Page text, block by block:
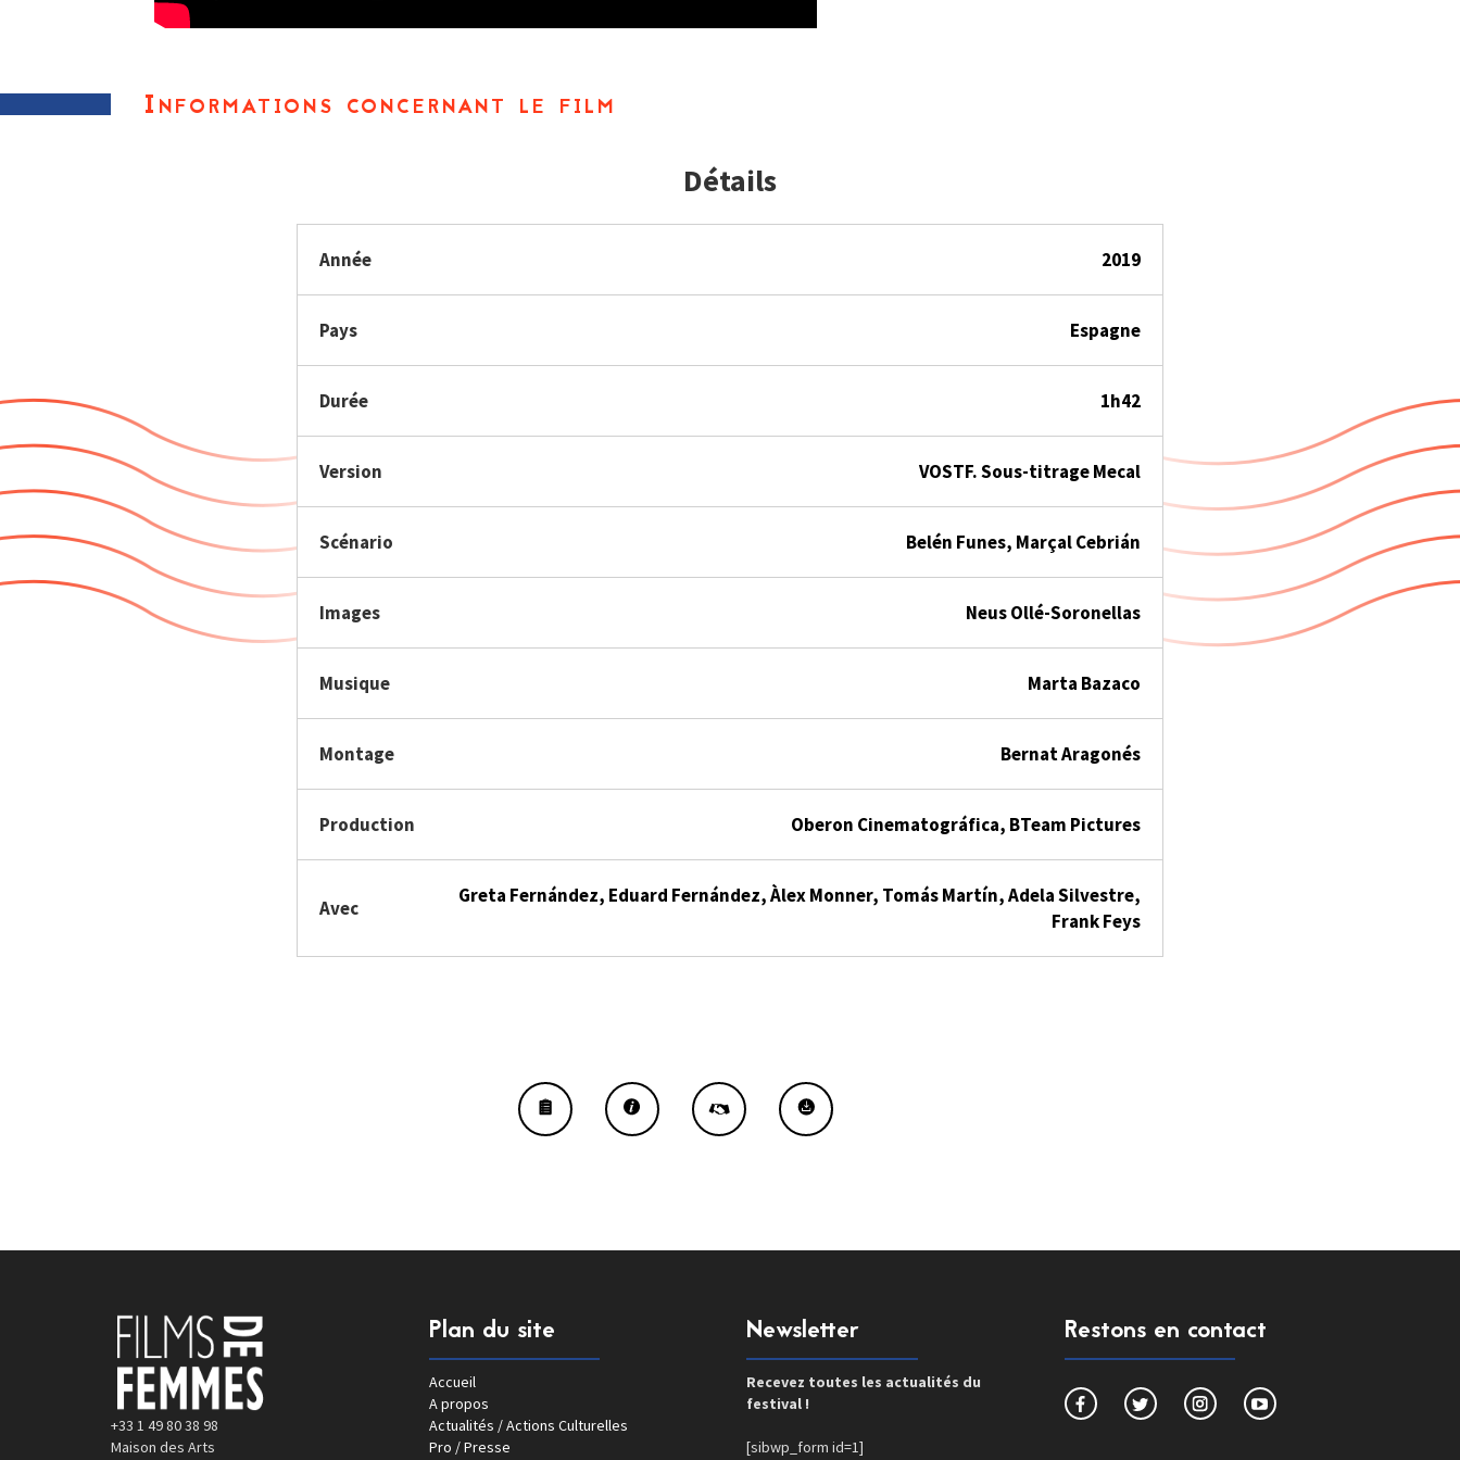
Informations concernant le film
Détails
Année 2019
Pays Espagne
Durée 1h42
Version VOSTF. Sous-titrage Mecal
Scénario Belén Funes, Marçal Cebrián
Images Neus Ollé-Soronellas
Musique Marta Bazaco
Montage Bernat Aragonés
Production Oberon Cinematográfica, BTeam Pictures
Avec
Greta Fernández, Eduard Fernández, Àlex Monner, Tomás Martín, Adela Silvestre,
Frank Feys
+33 1 49 80 38 98
Maison des Arts
Plan du site
Accueil
A propos
Actualités / Actions Culturelles
Pro / Presse
Newsletter
Recevez toutes les actualités du
festival !
[sibwp_form id=1]
Restons en contact